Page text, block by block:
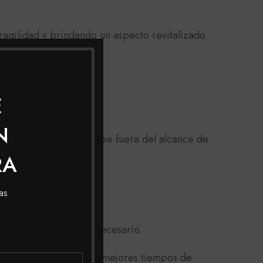
y brindando un aspecto revitalizado
agua. Manténgase fuera del alcance de
repite de ser necesario.
Colombia con los mejores tiempos de